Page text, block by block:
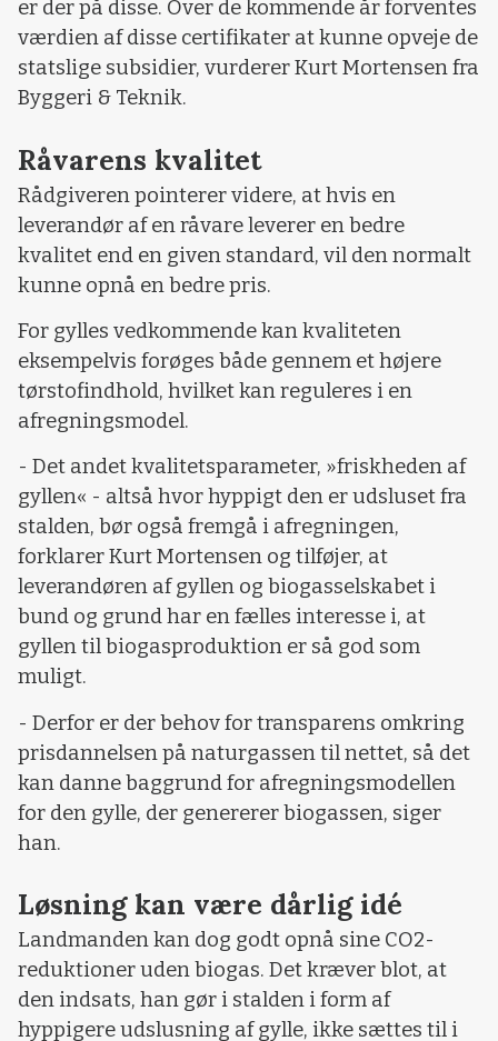
er der på disse. Over de kommende år forventes
værdien af disse certifikater at kunne opveje de
statslige subsidier, vurderer Kurt Mortensen fra
Byggeri & Teknik.
Råvarens kvalitet
Rådgiveren pointerer videre, at hvis en
leverandør af en råvare leverer en bedre
kvalitet end en given standard, vil den normalt
kunne opnå en bedre pris.
For gylles vedkommende kan kvaliteten
eksempelvis forøges både gennem et højere
tørstofindhold, hvilket kan reguleres i en
afregningsmodel.
- Det andet kvalitetsparameter, »friskheden af
gyllen« - altså hvor hyppigt den er udsluset fra
stalden, bør også fremgå i afregningen,
forklarer Kurt Mortensen og tilføjer, at
leverandøren af gyllen og biogasselskabet i
bund og grund har en fælles interesse i, at
gyllen til biogasproduktion er så god som
muligt.
- Derfor er der behov for transparens omkring
prisdannelsen på naturgassen til nettet, så det
kan danne baggrund for afregningsmodellen
for den gylle, der genererer biogassen, siger
han.
Løsning kan være dårlig idé
Landmanden kan dog godt opnå sine CO2-
reduktioner uden biogas. Det kræver blot, at
den indsats, han gør i stalden i form af
hyppigere udslusning af gylle, ikke sættes til i